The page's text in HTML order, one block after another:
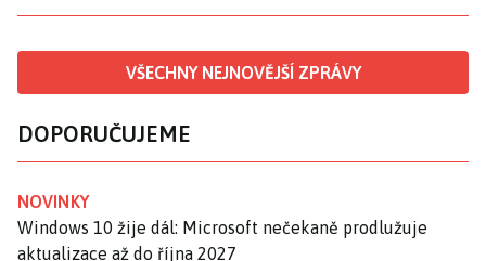
VŠECHNY NEJNOVĚJŠÍ ZPRÁVY
DOPORUČUJEME
NOVINKY
Windows 10 žije dál: Microsoft nečekaně prodlužuje
aktualizace až do října 2027